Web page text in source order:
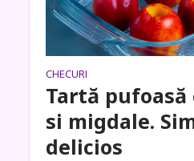
CHECURI
Tartă
si migdale.
delicios